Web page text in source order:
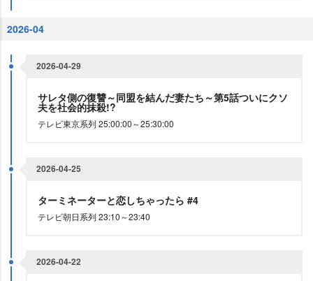
2026-04
2026-04-29
サレタ側の復讐～同盟を結んだ妻たち～第5話ついにクソ
夫を社会的抹殺!?
テレビ東京系列 25:00:00～25:30:00
2026-04-25
ターミネーターと恋しちゃったら #4
テレビ朝日系列 23:10～23:40
2026-04-22